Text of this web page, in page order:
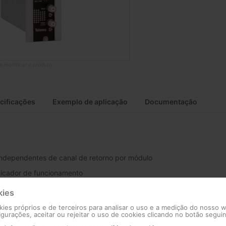
Exemplo de aplicação Documentação
de canal de retorno por módulo
de funcionamento
independentemente do nível óptico de entrada
de entrada
de alta densidade em passagem de dados e vídeo
próprios e de terceiros para analisar o uso e a medição do nosso
aceitar ou rejeitar o uso de cookies clicando no botão